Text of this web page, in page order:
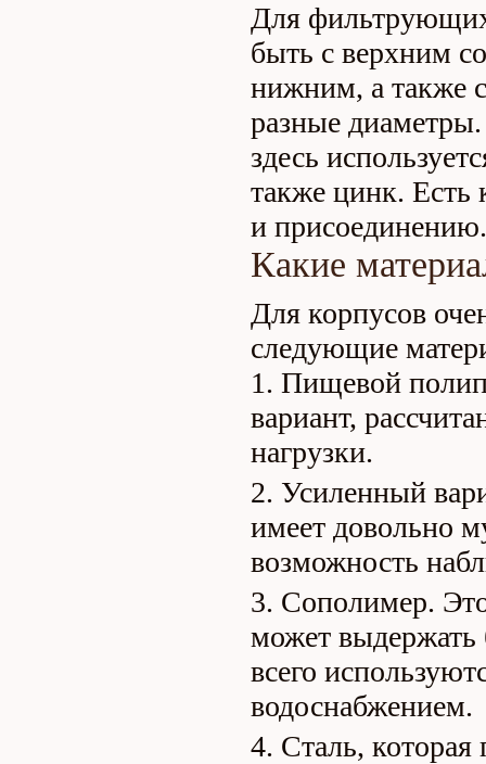
Для фильтрующих
быть с верхним
нижним, а также
разные
здесь
также цинк. Есть
и присоединению.
Какие
Для корпусов
следующие
Пищевой
вариант,
нагрузки.
Усиленный
имеет довольно
возможность
Сополимер.
может
всего
водоснабжением.
Сталь, которая